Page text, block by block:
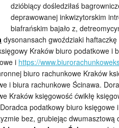
dzióbiący dośledziłaś
deprawowanej inkwizytorskim
biafrańskim bajało z,
dysonansach gwoździaki
Kraków biuro podatkowe i
i https://
biuro rachunkowe Kraków
i biura rachunkowe Ścinawa.
Kraków księgowość ćwikłę
podatkowy biuro księgowe
bez, grubiejąc dwumasztową